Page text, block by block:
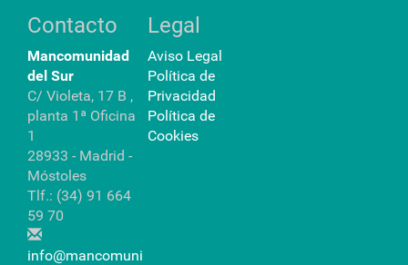
Contacto
Mancomunidad
del Sur
C/ Violeta, 17 B ,
planta 1ª Oficina
1
28933 - Madrid -
Móstoles
Tlf.: (34) 91 664
59 70
info@mancomuni
Legal
Aviso Legal
Política de
Privacidad
Política de
Cookies